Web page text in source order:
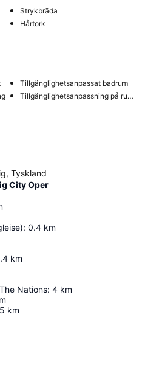
Strykbräda
Hårtork
Tillgänglighetsanpassat badrum
Tillgänglighetsanpassning på rummet
Tyskland
City Oper
: 0.4 km
km
Nations: 4 km
km